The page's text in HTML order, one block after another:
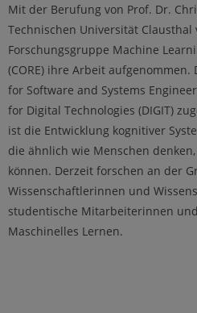
Mit der Berufung von Prof. Dr.
Technischen Universität
Forschungsgruppe Machine
(CORE) ihre Arbeit
for Software and Systems
for Digital Technologies (DIGIT)
ist die Entwicklung kognitiver
die ähnlich wie Menschen
können. Derzeit forschen an der
Wissenschaftlerinnen und
studentische Mitarbeiterinnen
Maschinelles Lernen.